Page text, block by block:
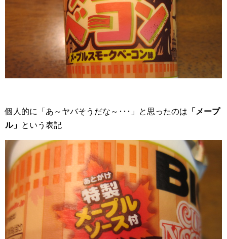
個人的に「あ～ヤバそうだな～･･･」と思ったのは 「メープ
ル」 という表記